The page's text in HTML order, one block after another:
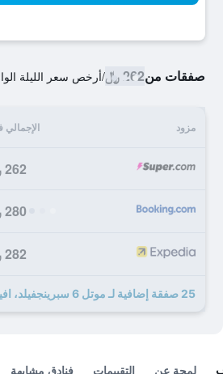
صفقات من262 ﷼ /أرخص سعر الليلة
مزود الإجمالي
262 ﷼
280 ﷼
282 ﷼
لمحة عن التقييمات فنادق مشابهة